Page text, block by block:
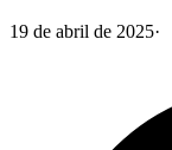
19 de abril de 2025·